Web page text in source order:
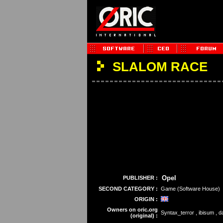
SLALOM RACE
PUBLISHER : Opel
SECOND CATEGORY : Game (Software House)
ORIGIN :
Owners on oric.org
(original) : Syntax_terror , ibisum ,